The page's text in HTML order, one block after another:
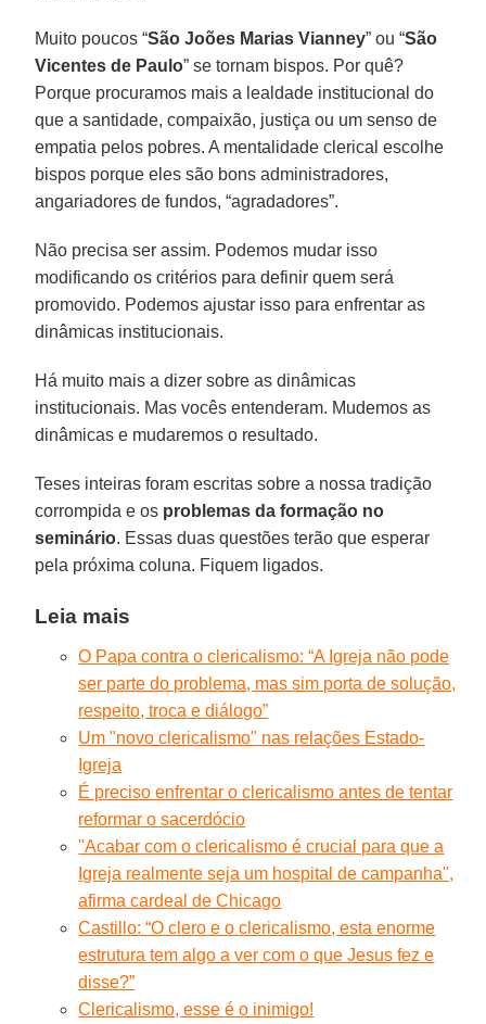
Muito poucos “São Joões Marias Vianney” ou “São
Vicentes de Paulo” se tornam bispos. Por quê?
Porque procuramos mais a lealdade institucional do
que a santidade, compaixão, justiça ou um senso de
empatia pelos pobres. A mentalidade clerical escolhe
bispos porque eles são bons administradores,
angariadores de fundos, “agradadores”.
Não precisa ser assim. Podemos mudar isso
modificando os critérios para definir quem será
promovido. Podemos ajustar isso para enfrentar as
dinâmicas institucionais.
Há muito mais a dizer sobre as dinâmicas
institucionais. Mas vocês entenderam. Mudemos as
dinâmicas e mudaremos o resultado.
Teses inteiras foram escritas sobre a nossa tradição
corrompida e os problemas da formação no
seminário. Essas duas questões terão que esperar
pela próxima coluna. Fiquem ligados.
Leia mais
O Papa contra o clericalismo: “A Igreja não pode
ser parte do problema, mas sim porta de solução,
respeito, troca e diálogo”
Um "novo clericalismo" nas relações Estado-
Igreja
É preciso enfrentar o clericalismo antes de tentar
reformar o sacerdócio
''Acabar com o clericalismo é crucial para que a
Igreja realmente seja um hospital de campanha'',
afirma cardeal de Chicago
Castillo: “O clero e o clericalismo, esta enorme
estrutura tem algo a ver com o que Jesus fez e
disse?”
Clericalismo, esse é o inimigo!